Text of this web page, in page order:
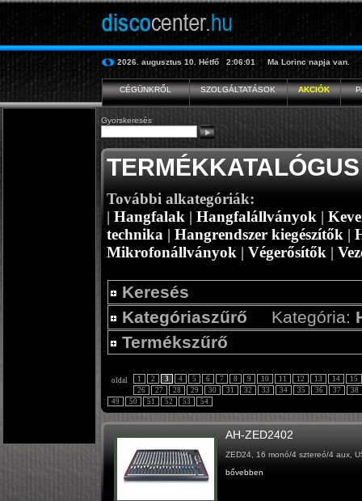
2026. augusztus 10. Hétfő2:06:01 Ma Lorincnapja van.
CÉGÜNKRŐL SZOLGÁLTATÁSOK AKCIÓK
Gyorskeresés
TERMÉKKATALÓGUS
További alkategóriák:
| Hangfalak | Hangfalállványok |
technika | Hangrendszer kiegészítők |
Mikrofonállványok | Végerősítők |
Keresés
Kategóriaszűrő Kategória:
Termékszűrő
oldal 1 2 3 4 5 6 7 8 9 10 11 12 13 14
15
26
27 28 29 30 31 32 33 34 35 36 37
38
49
50 51 52 53 54
AH-ZED2402
ZED24, 16 monó/4 sztereó/4 aux,
bővebben